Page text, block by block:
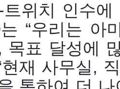
위치 인수
“우리는 아
목표 달성에
현재 사무실,